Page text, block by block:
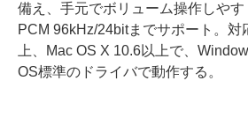
備え、手元でボリューム操作しや
PCM 96kHz/24bitまでサポート。対
上、Mac OS X 10.6以上で、
OS標準のドライバで動作する。